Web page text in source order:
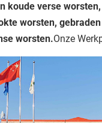
koude verse
worsten,
worsten.Onze